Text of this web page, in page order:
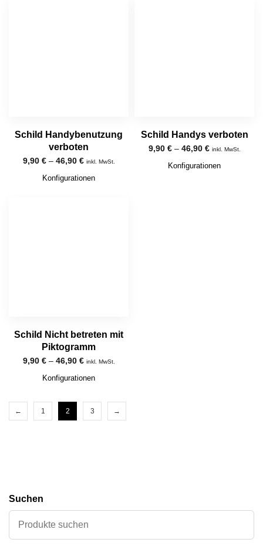
Schild Handybenutzung
verboten
9,90 €– 46,90 € inkl. MwSt.
Konfigurationen
Schild Handys verboten
9,90 €– 46,90 € inkl. MwSt.
Konfigurationen
Schild Nicht betreten mit
Piktogramm
9,90 €– 46,90 € inkl. MwSt.
Konfigurationen
← 1 2 3 →
Suchen